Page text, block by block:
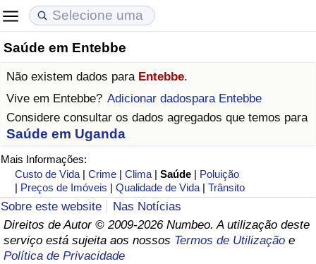
Saúde em Entebbe
Não existem dados para Entebbe.
Vive em Entebbe? Adicionar dadospara Entebbe
Considere consultar os dados agregados que temos para
Saúde em Uganda
Mais Informações:
Custo de Vida |Crime |Clima |Saúde | Poluição
| Preços de Imóveis |Qualidade de Vida |Trânsito
Sobre este website
Nas Notícias
Direitos de Autor © 2009-2026 Numbeo. A utilização deste
serviço está sujeita aos nossos Termos de Utilização e
Política de Privacidade
Custo de Vida
Indicador de Custo de Vida
Indicador de Custo de Vida Por País
em Aqaba
Preços de Imóveis
Indicador de Preços de Imóveis
Indicador de Preços de Imóveis por País
Qualidade de Vida
Indicador de Qualidade de Vida (Atual)
Índice de qualidade de vida por país
Crime
Taxa do Indicador de Crime (Atual)